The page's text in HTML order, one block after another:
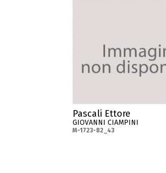
Pascali Ettore
GIOVANNI CIAMPINI
M-1723-82_43